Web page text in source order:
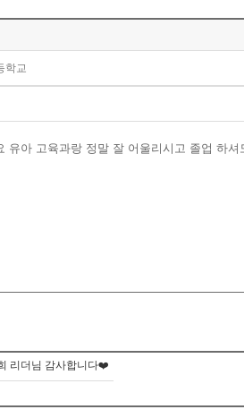
학교
유아 고육과랑 정말 잘 어울리시고 졸업 하
리더님 감사합니다❤️